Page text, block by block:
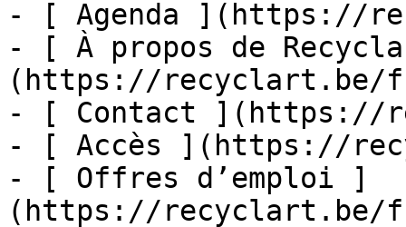
- [ Agenda ](https://
- [ À propos de
(https://recyclart.be/
- [ Contact ](https://
- [ Accès ](https://
- [ Offres d’emploi ]
(https://recyclart.be/